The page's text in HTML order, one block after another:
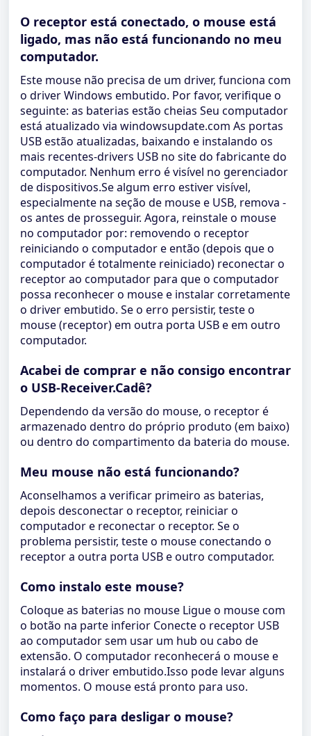
O receptor está conectado, o mouse está
ligado, mas não está funcionando no meu
computador.
Este mouse não precisa de um driver, funciona com
o driver Windows embutido. Por favor, verifique o
seguinte: as baterias estão cheias Seu computador
está atualizado via windowsupdate.com As portas
USB estão atualizadas, baixando e instalando os
mais recentes-drivers USB no site do fabricante do
computador. Nenhum erro é visível no gerenciador
de dispositivos.Se algum erro estiver visível,
especialmente na seção de mouse e USB, remova -
os antes de prosseguir. Agora, reinstale o mouse
no computador por: removendo o receptor
reiniciando o computador e então (depois que o
computador é totalmente reiniciado) reconectar o
receptor ao computador para que o computador
possa reconhecer o mouse e instalar corretamente
o driver embutido. Se o erro persistir, teste o
mouse (receptor) em outra porta USB e em outro
computador.
Acabei de comprar e não consigo encontrar
o USB-Receiver.Cadê?
Dependendo da versão do mouse, o receptor é
armazenado dentro do próprio produto (em baixo)
ou dentro do compartimento da bateria do mouse.
Meu mouse não está funcionando?
Aconselhamos a verificar primeiro as baterias,
depois desconectar o receptor, reiniciar o
computador e reconectar o receptor. Se o
problema persistir, teste o mouse conectando o
receptor a outra porta USB e outro computador.
Como instalo este mouse?
Coloque as baterias no mouse Ligue o mouse com
o botão na parte inferior Conecte o receptor USB
ao computador sem usar um hub ou cabo de
extensão. O computador reconhecerá o mouse e
instalará o driver embutido.Isso pode levar alguns
momentos. O mouse está pronto para uso.
Como faço para desligar o mouse?